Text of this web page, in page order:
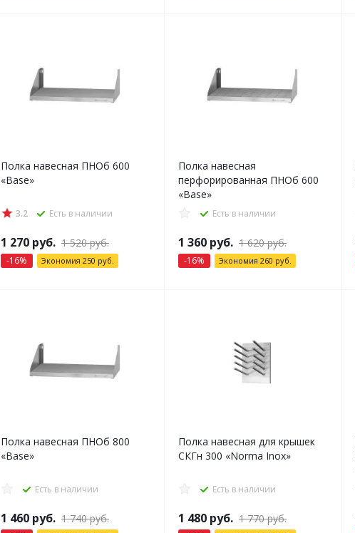
Полка навесная ПНОб 600
«Base»
3.2 Есть в наличии
1 270 руб. 1 520руб.
-16% Экономия 250 руб.
Полка навесная
перфорированная ПНОб 600
«Base»
Есть в наличии
1 360 руб. 1 620руб.
-16% Экономия 260 руб.
Полка навесная ПНОб 800
«Base»
Есть в наличии
1 460 руб. 1 740руб.
Полка навесная для крышек
СКГн 300 «Norma Inox»
Есть в наличии
1 480 руб. 1 770руб.